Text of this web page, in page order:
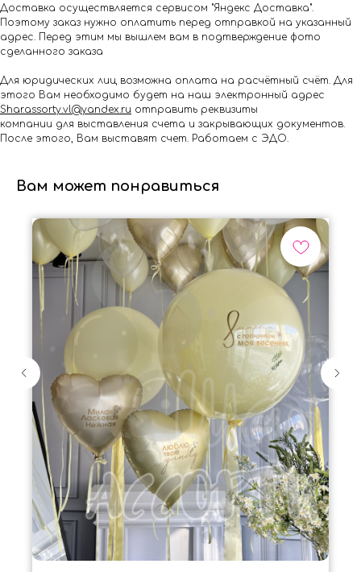
Доставка осуществляется сервисом "Яндекс Доставка".
Поэтому заказ нужно оплатить перед отправкой на указанный
адрес. Перед этим мы вышлем вам в подтверждение фото
сделанного заказа
Для юридических лиц возможна оплата на расчётный счёт. Для
этого Вам необходимо будет на наш электронный адрес
Shar.assorty.vl@yandex.ru отправить реквизиты
компании для выставления счета и закрывающих документов.
После этого, Вам выставят счет. Работаем с ЭДО.
Вам может понравиться